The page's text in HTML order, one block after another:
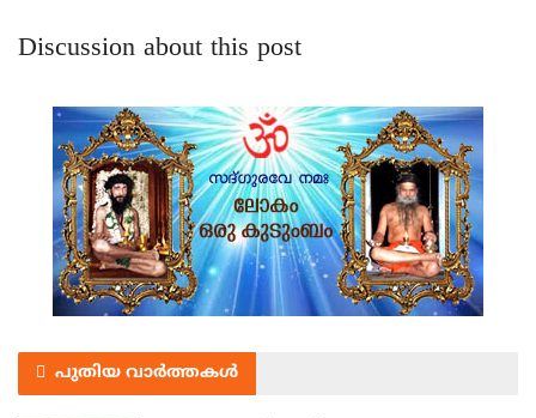
Discussion about this post
പുതിയ വാർത്തകൾ